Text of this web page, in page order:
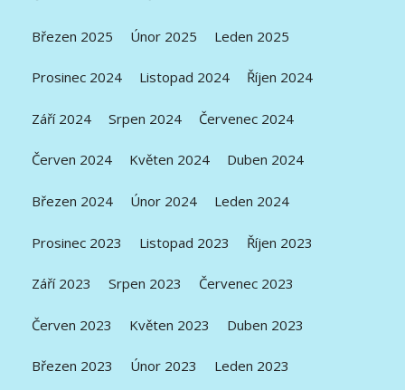
Březen 2025 Únor 2025 Leden 2025
Prosinec 2024 Listopad 2024 Říjen 2024
Září 2024 Srpen 2024 Červenec 2024
Červen 2024 Květen 2024 Duben 2024
Březen 2024 Únor 2024 Leden 2024
Prosinec 2023 Listopad 2023 Říjen 2023
Září 2023 Srpen 2023 Červenec 2023
Červen 2023 Květen 2023 Duben 2023
Březen 2023 Únor 2023 Leden 2023